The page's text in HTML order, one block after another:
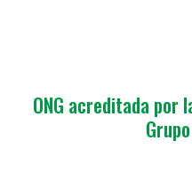
ONG acreditada por